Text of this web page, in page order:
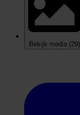
Bekijk media (29)